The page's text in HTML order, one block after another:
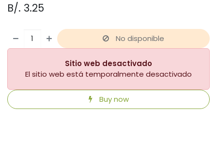
B/. 3.25
No disponible
Sitio web desactivado
El sitio web está temporalmente desactivado
Buy now